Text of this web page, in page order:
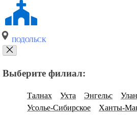
ПОДОЛЬСК
Выберите филиал:
Талнах Ухта Энгельс
Усолье-Сибирское
Ханты-